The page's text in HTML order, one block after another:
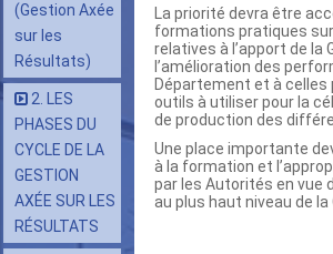
(Gestion Axée
sur les
Résultats)
2. LES
PHASES DU
CYCLE DE LA
GESTION
AXÉE SUR LES
RÉSULTATS
La priorité devra être
formations pratiques
relatives à l’apport de la
l’amélioration des
Département et à celles
outils à utiliser pour la
de production des
Une place importante
à la formation et
par les Autorités en vue
au plus haut niveau de la